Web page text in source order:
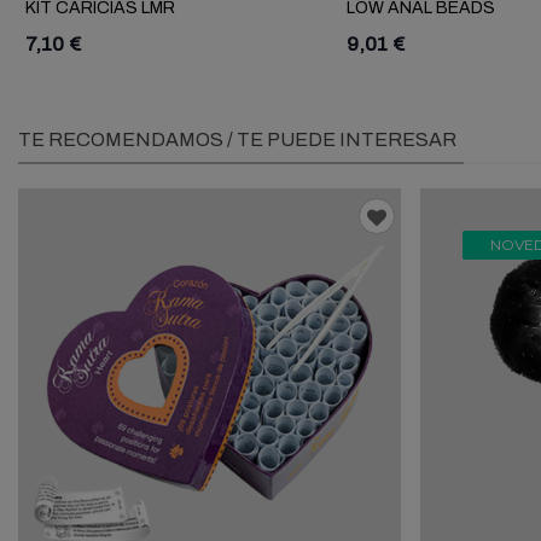
KIT CARICIAS LMR
7,10 €
LOW ANAL BEADS
9,01 €
TE RECOMENDAMOS / TE PUEDE INTERESAR